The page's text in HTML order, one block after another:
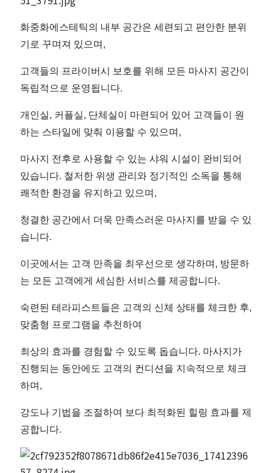
화중화에스테틱의 내부 공간은 세련되고 편안한 분위
기로 꾸며져 있으며,
고객들의 프라이버시 보호를 위해 모든 마사지 공간이
독립적으로 운영됩니다.
개인실, 커플실, 단체실이 마련되어 있어 고객들이 원
하는 스타일에 맞춰 이용할 수 있으며,
마사지 전후로 사용할 수 있는 샤워 시설이 완비되어
있습니다. 철저한 위생 관리와 정기적인 소독을 통해
쾌적한 환경을 유지하고 있으며,
청결한 공간에서 더욱 만족스러운 마사지를 받을 수 있
습니다.
이곳에서는 고객 만족을 최우선으로 생각하며, 방문하
는 모든 고객에게 세심한 서비스를 제공합니다.
숙련된 테라피스트들은 고객의 신체 상태를 체크한 후,
맞춤형 프로그램을 추천하여
최상의 효과를 경험할 수 있도록 돕습니다. 마사지가
진행되는 동안에도 고객의 컨디션을 지속적으로 체크
하며,
강도나 기법을 조절하여 보다 최적화된 힐링 효과를 제
공합니다.